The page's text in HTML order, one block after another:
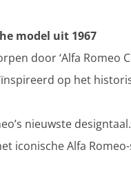
model uit 1967
door ‘Alfa Romeo
op het
nieuwste
iconische Alfa